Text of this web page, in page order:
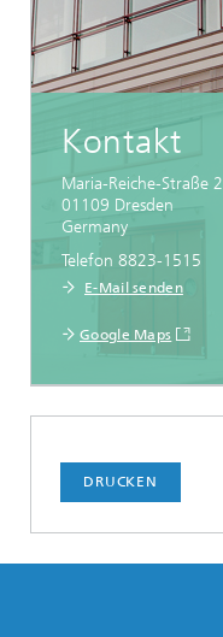
Kontakt
Maria-Reiche-Straße 2
01109 Dresden
Germany
Telefon 8823-1515
E-Mail senden
Google Maps
DRUCKEN